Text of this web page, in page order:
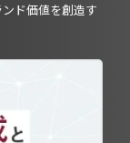
ド価値を創造す